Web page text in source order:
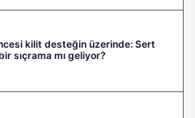
kilit desteğin üzerinde: Sert
sıçrama mı geliyor?